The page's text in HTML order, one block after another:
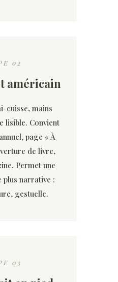
02
américain
cuisse, mains
lisible. Convient
page « À
de livre,
Permet une
plus narrative :
gestuelle.
03